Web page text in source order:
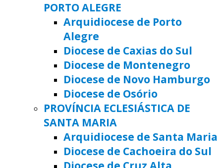
PORTO ALEGRE
Arquidiocese de Porto
Alegre
Diocese de Caxias do Sul
Diocese de Montenegro
Diocese de Novo Hamburgo
Diocese de Osório
PROVÍNCIA ECLESIÁSTICA DE
SANTA MARIA
Arquidiocese de Santa Maria
Diocese de Cachoeira do Sul